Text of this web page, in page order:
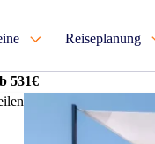
Reiseplanung
531€